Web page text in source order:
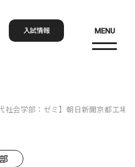
MENU
入試情報
社会学部：ゼミ】朝日新聞京都工場